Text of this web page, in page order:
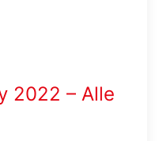
2022 – Alle